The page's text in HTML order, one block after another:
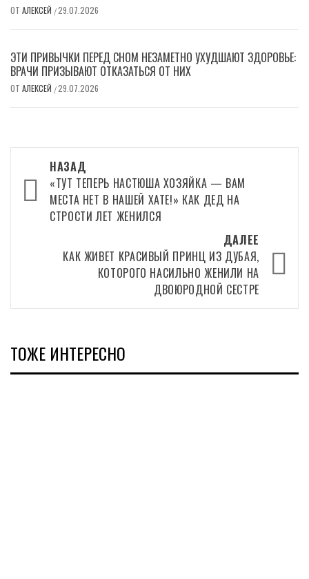
ОТ АЛЕКСЕЙ /29.07.2026
ЭТИ ПРИВЫЧКИ ПЕРЕД СНОМ НЕЗАМЕТНО УХУДШАЮТ ЗДОРОВЬЕ:
ВРАЧИ ПРИЗЫВАЮТ ОТКАЗАТЬСЯ ОТ НИХ
ОТ АЛЕКСЕЙ /29.07.2026
Навигация
записи
НАЗАД
«ТУТ ТЕПЕРЬ НАСТЮША ХОЗЯЙКА — ВАМ
МЕСТА НЕТ В НАШЕЙ ХАТЕ!» КАК ДЕД НА
СТРОСТИ ЛЕТ ЖЕНИЛСЯ
ДАЛЕЕ
КАК ЖИВЕТ КРАСИВЫЙ ПРИНЦ ИЗ ДУБАЯ,
КОТОРОГО НАСИЛЬНО ЖЕНИЛИ НА
ДВОЮРОДНОЙ СЕСТРЕ
ТОЖЕ ИНТЕРЕСНО